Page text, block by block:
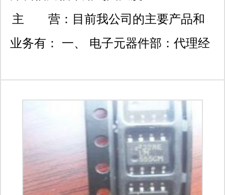
602室、2005-2006室;:上海
市北京东路668号上海賽格
主 营： 目前我公司的主要产品和
业务有： 一、 电子元器件部：代理经
电器： 2、seiko精工、samsung三
星：半导体和电子元件； 3、protek：
防雷器和tvs管；raychem瑞侃：自复
保险丝 4、bi、bourns柏恩斯: 电位